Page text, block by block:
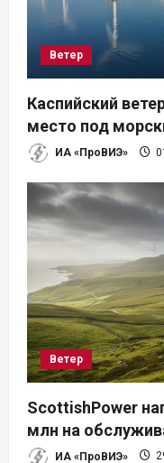
Ветер
Каспийский
место под
ИА «ПроВИЭ»
Ветер
ScottishPower
млн на
ИА «ПроВИЭ»